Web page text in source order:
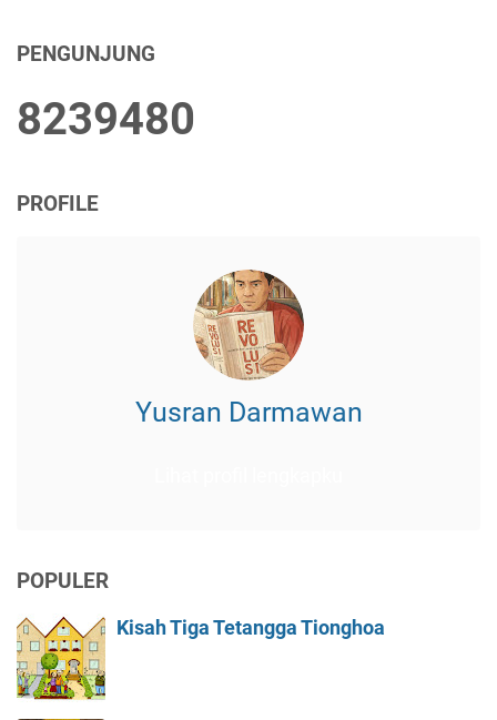
PENGUNJUNG
8239480
PROFILE
Yusran Darmawan
POPULER
Kisah Tiga Tetangga Tionghoa